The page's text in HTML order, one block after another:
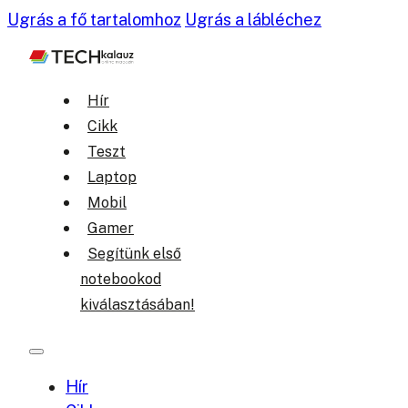
Ugrás a fő tartalomhoz Ugrás a lábléchez
Hír
Cikk
Teszt
Laptop
Mobil
Gamer
Segítünk első
notebookod
kiválasztásában!
Hír